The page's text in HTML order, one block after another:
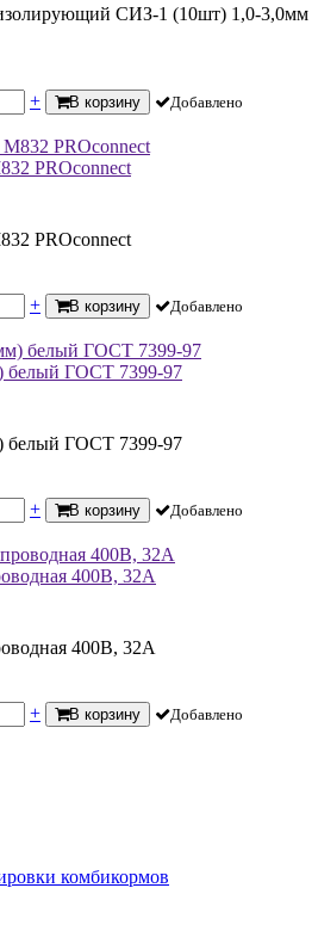
СИЗ-1 (10шт) 1,0-3,0мм
+ В корзину Добавлено
PROconnect
PROconnect
+ В корзину Добавлено
ГОСТ 7399-97
ГОСТ 7399-97
+ В корзину Добавлено
400В, 32А
400В, 32А
+ В корзину Добавлено
комбикормов